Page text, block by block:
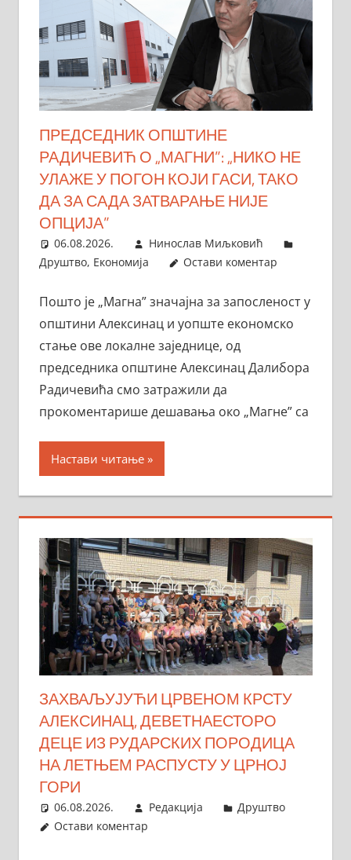
ПРЕДСЕДНИК ОПШТИНЕ
РАДИЧЕВИЋ О „МАГНИ”: „НИКО НЕ
УЛАЖЕ У ПОГОН КОЈИ ГАСИ, ТАКО
ДА ЗА САДА ЗАТВАРАЊЕ НИЈЕ
ОПЦИЈА”
06.08.2026.
Нинослав Миљковић
Друштво, Економија Остави коментар
Пошто је „Магна” значајна за запосленост у
општини Алексинац и уопште економско
стање ове локалне заједнице, од
председника општине Алексинац Далибора
Радичевића смо затражили да
прокоментарише дешавања око „Магне” са
Настави читање
ЗАХВАЉУЈУЋИ ЦРВЕНОМ КРСТУ
АЛЕКСИНАЦ, ДЕВЕТНАЕСТОРО
ДЕЦЕ ИЗ РУДАРСКИХ ПОРОДИЦА
НА ЛЕТЊЕМ РАСПУСТУ У ЦРНОЈ
ГОРИ
06.08.2026. Редакција
Друштво
Остави коментар